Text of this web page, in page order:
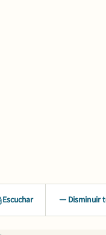
Escuchar Disminuir